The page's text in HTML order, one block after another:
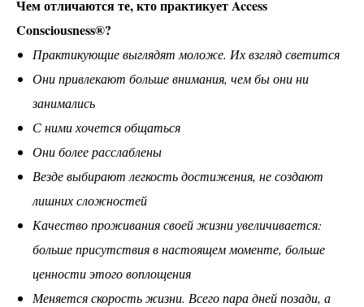
Чем отличаются те, кто практикует Access
Consciousness®?
Практикующие выглядят моложе. Их взгляд светится
Они привлекают больше внимания, чем бы они ни
занимались
С ними хочется общаться
Они более расслаблены
Везде выбирают легкость достижения, не создают
лишних сложностей
Качество проживания своей жизни увеличивается:
больше присутствия в настоящем моменте, больше
ценности этого воплощения
Меняется скорость жизни. Всего пара дней позади, а